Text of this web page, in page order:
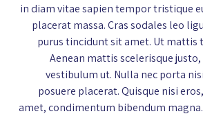
in diam vitae sapien tempor tristique
placerat massa. Cras sodales leo
purus tincidunt sit amet. Ut mattis
Aenean mattis scelerisque
vestibulum ut. Nulla nec porta
posuere placerat. Quisque nisi
amet, condimentum bibendum